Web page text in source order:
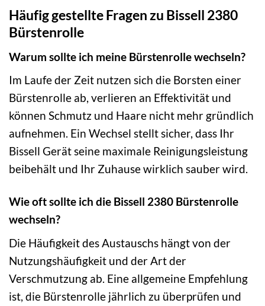
Häufig gestellte Fragen zu Bissell 2380
Bürstenrolle
Warum sollte ich meine Bürstenrolle wechseln?
Im Laufe der Zeit nutzen sich die Borsten einer
Bürstenrolle ab, verlieren an Effektivität und
können Schmutz und Haare nicht mehr gründlich
aufnehmen. Ein Wechsel stellt sicher, dass Ihr
Bissell Gerät seine maximale Reinigungsleistung
beibehält und Ihr Zuhause wirklich sauber wird.
Wie oft sollte ich die Bissell 2380 Bürstenrolle
wechseln?
Die Häufigkeit des Austauschs hängt von der
Nutzungshäufigkeit und der Art der
Verschmutzung ab. Eine allgemeine Empfehlung
ist, die Bürstenrolle jährlich zu überprüfen und